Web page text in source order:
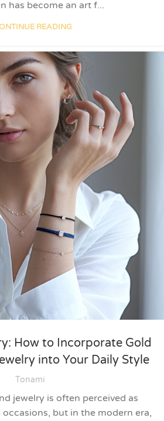
has become an art f...
READING
How to Incorporate Gold
into Your Daily Style
Tonami
jewelry is often perceived as
occasions, but in the modern era,